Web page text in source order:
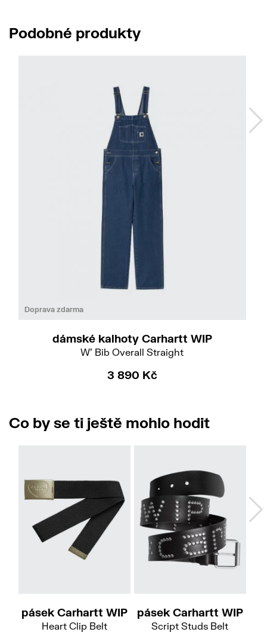
Podobné produkty
Doprava zdarma
dámské kalhoty Carhartt WIP
W' Bib Overall Straight
3 890 Kč
Co by se ti ještě mohlo hodit
pásek Carhartt WIP
Heart Clip Belt
pásek Carhartt WIP
Script Studs Belt